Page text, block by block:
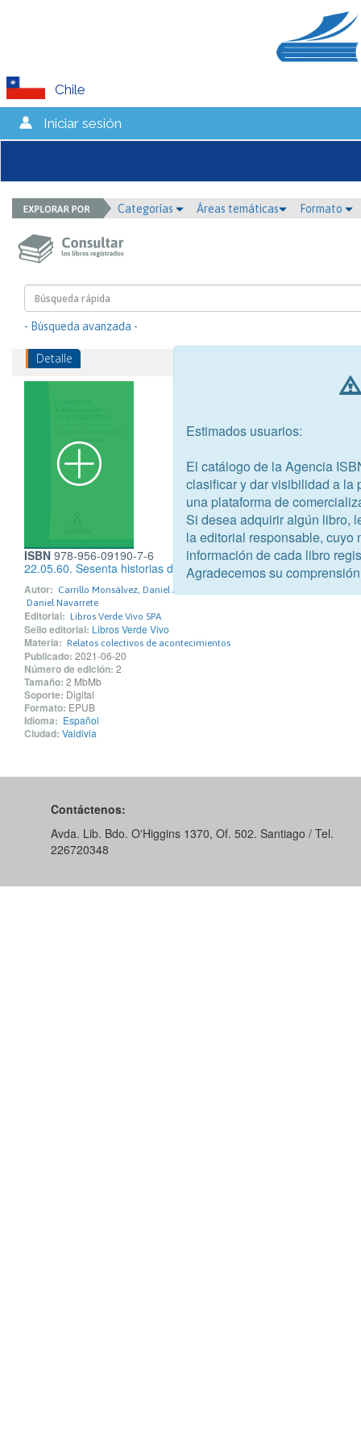
Chile
Iniciar sesión
Categorías Áreas temáticas Formato
- Búsqueda avanzada -
Detalle
ISBN 978-956-09190-7-6
22.05.60. Sesenta historias del terremoto del 60
Autor: Carrillo Monsálvez, Daniel Antonio
Daniel Navarrete
Editorial: Libros Verde Vivo SPA
Sello editorial: Libros Verde Vivo
Materia: Relatos colectivos de acontecimientos
Publicado: 2021-06-20
Número de edición: 2
Tamaño: 2 MbMb
Soporte: Digital
Formato: EPUB
Idioma: Español
Ciudad: Valdivia
Contáctenos:
Avda. Lib. Bdo. O'Higgins 1370, Of. 502. Santiago / Tel.
226720348
Estimados usuarios:
El catálogo de la Agencia
clasificar y dar visibilidad a la
una plataforma de
Si desea adquirir algún libro,
la editorial responsable, cuyo
información de cada libro
Agradecemos su